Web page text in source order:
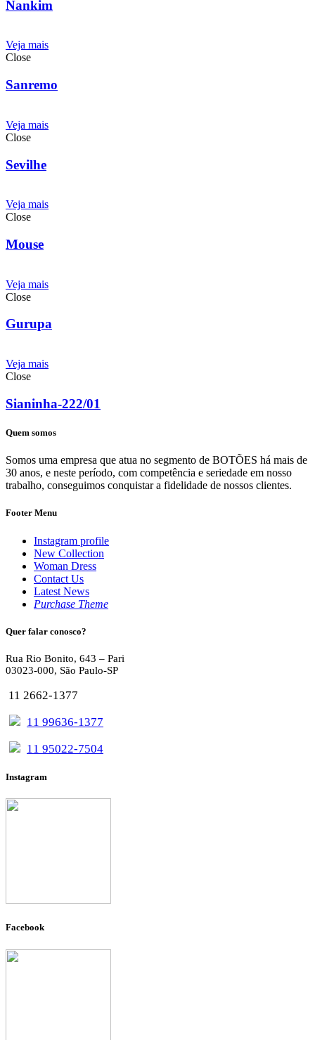
Nankim
Veja mais
Close
Sanremo
Veja mais
Close
Sevilhe
Veja mais
Close
Mouse
Veja mais
Close
Gurupa
Veja mais
Close
Sianinha-222/01
Quem somos
Somos uma empresa que atua no segmento de BOTÕES há mais de
30 anos, e neste período, com competência e seriedade em nosso
trabalho, conseguimos conquistar a fidelidade de nossos clientes.
Footer Menu
Instagram profile
New Collection
Woman Dress
Contact Us
Latest News
Purchase Theme
Quer falar conosco?
Rua Rio Bonito, 643 – Pari
03023-000, São Paulo-SP
11 2662-1377
11 99636-1377
11 95022-7504
Instagram
Facebook